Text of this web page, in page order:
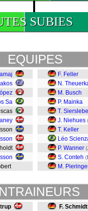
SUBIES
EQUIPES
Sa
F. Feller
N.
M. Busch
P. Mainka
T.
J. Niehues
T. Keller
Léo
P. Wanner (
S. Conteh (
M.
F. Schmidt